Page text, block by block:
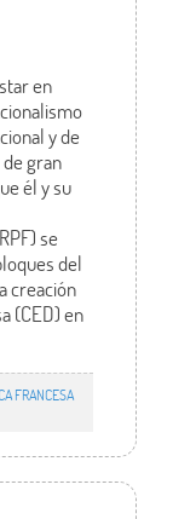
en
y de
gran
él y su
se
del
creación
(CED) en
FRANCESA